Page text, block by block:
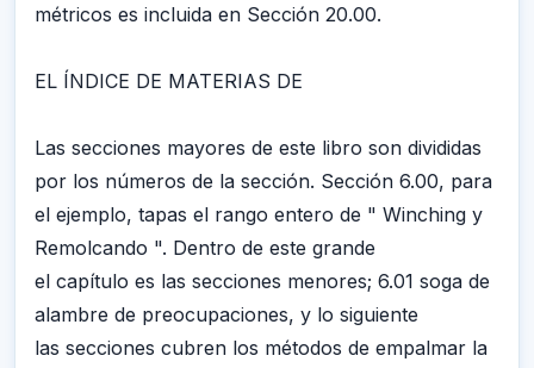
métricos es incluida en Sección 20.00.
EL ÍNDICE DE MATERIAS DE
Las secciones mayores de este libro son divididas
por los números de la sección. Sección 6.00, para
el ejemplo, tapas el rango entero de " Winching y
Remolcando ". Dentro de este grande
el capítulo es las secciones menores; 6.01 soga de
alambre de preocupaciones, y lo siguiente
las secciones cubren los métodos de empalmar la